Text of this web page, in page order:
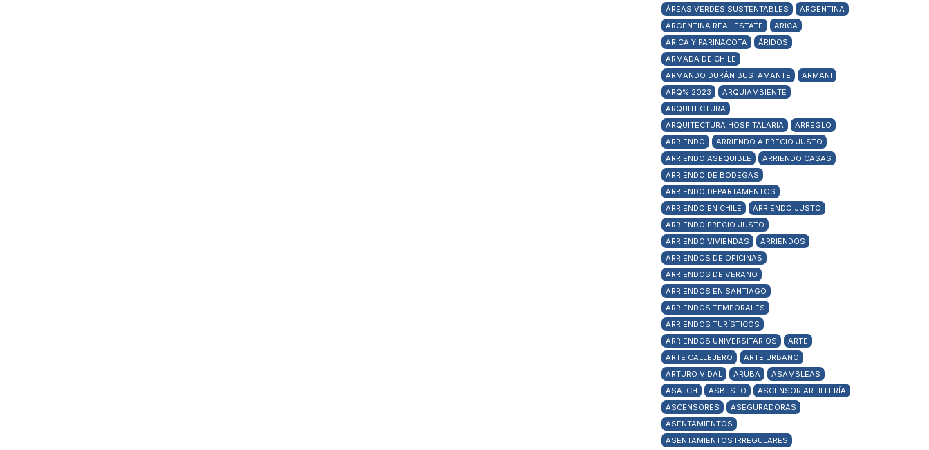
ÁREAS VERDES SUSTENTABLES
ARGENTINA
ARGENTINA REAL ESTATE
ARICA
ARICA Y PARINACOTA
ÁRIDOS
ARMADA DE CHILE
ARMANDO DURÁN BUSTAMANTE
ARMANI
ARQ% 2023
ARQUIAMBIENTE
ARQUITECTURA
ARQUITECTURA HOSPITALARIA
ARREGLO
ARRIENDO
ARRIENDO A PRECIO JUSTO
ARRIENDO ASEQUIBLE
ARRIENDO CASAS
ARRIENDO DE BODEGAS
ARRIENDO DEPARTAMENTOS
ARRIENDO EN CHILE
ARRIENDO JUSTO
ARRIENDO PRECIO JUSTO
ARRIENDO VIVIENDAS
ARRIENDOS
ARRIENDOS DE OFICINAS
ARRIENDOS DE VERANO
ARRIENDOS EN SANTIAGO
ARRIENDOS TEMPORALES
ARRIENDOS TURÍSTICOS
ARRIENDOS UNIVERSITARIOS
ARTE
ARTE CALLEJERO
ARTE URBANO
ARTURO VIDAL
ARUBA
ASAMBLEAS
ASATCH
ASBESTO
ASCENSOR ARTILLERÍA
ASCENSORES
ASEGURADORAS
ASENTAMIENTOS
ASENTAMIENTOS IRREGULARES